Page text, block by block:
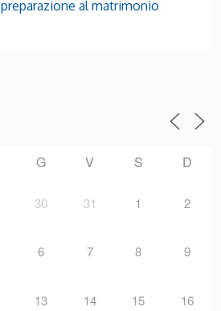
al matrimonio
G V S D
30 31 1 2
6 7 8 9
13 14 15 16